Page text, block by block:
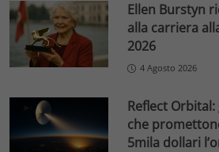
Ellen Burstyn
alla carriera
2026
4 Agosto 2026
Reflect
che
5mila dollari